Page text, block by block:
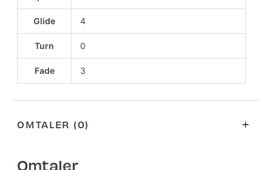
Glide 4
Turn 0
Fade 3
OMTALER (0)
Omtaler